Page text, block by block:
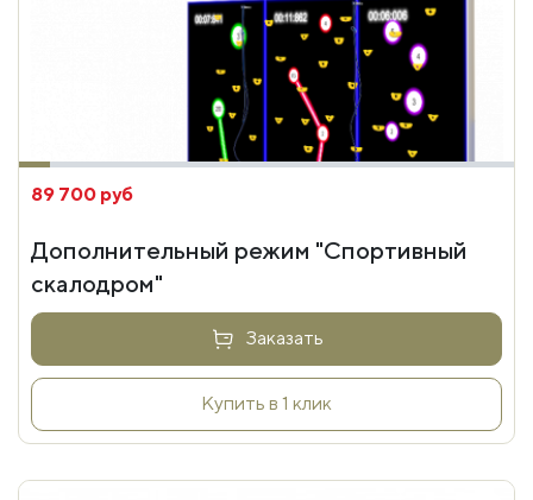
89 700 руб
Дополнительный режим "Спортивный
скалодром"
Заказать
Купить в 1 клик